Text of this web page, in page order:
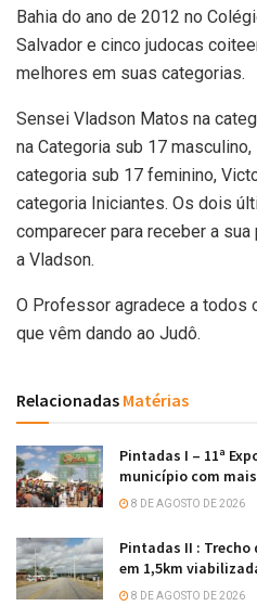
Bahia do ano de 2012 no
Salvador e cinco judocas
melhores em suas categorias.
Sensei Vladson Matos na
na Categoria sub 17 masculino,
categoria sub 17 feminino,
categoria Iniciantes. Os dois
comparecer para receber a
a Vladson.
O Professor agradece a todos
que vêm dando ao Judô.
Relacionadas Matérias
Pintadas I – 11ª
município com
8 DE AGOSTO DE 2026
Pintadas II : Trecho
em 1,5km
8 DE AGOSTO DE 2026